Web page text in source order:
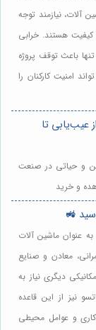
آلات، نیازمند توجه
کیفیت هستند. خرابی
باعث توقف پروژه
امنیت کارکنان را
عیب‌یابی تا
و حیاتی در صنعت
و خرید
عنوان ماشین آلات
معادن و صنایع
دیگری نیاز به
نیز از این قاعده
و عوامل محیطی